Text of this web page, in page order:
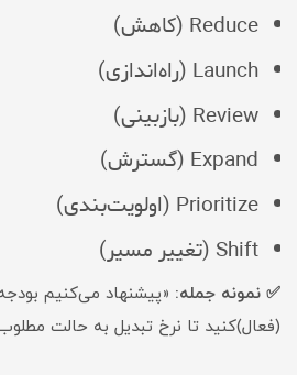
Reduce (کاهش)
Launch (راه‌اندازی)
Review (بازبینی)
Expand (گسترش)
Prioritize (اولویت‌بندی)
Shift (تغییر مسیر)
✅ نمونه جمله:
(فعال)کنید تا نرخ تبدیل به حالت مطلوب